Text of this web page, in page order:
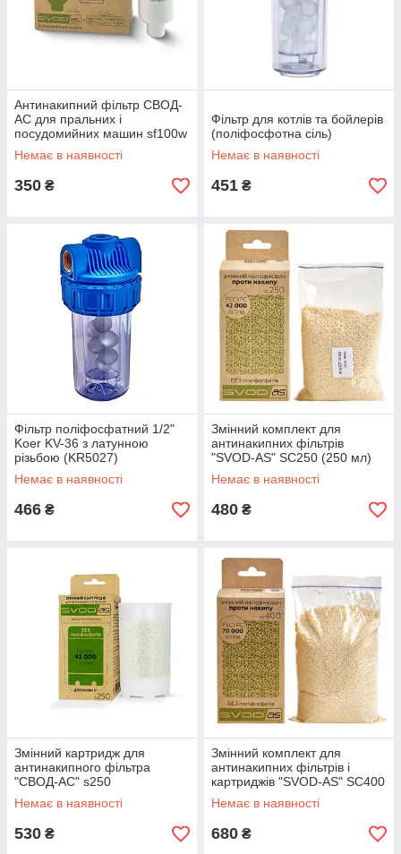
Антинакипний фільтр СВОД-
АС для пральних і
посудомийних машин sf100w
(3/4")
Немає в наявності
350 ₴
Фільтр для котлів та бойлерів
(поліфосфотна сіль)
Немає в наявності
451 ₴
Фільтр поліфосфатний 1/2"
Koer KV-36 з латунною
різьбою (KR5027)
Немає в наявності
466 ₴
Змінний комплект для
антинакипних фільтрів
"SVOD-AS" SC250 (250 мл)
Немає в наявності
480 ₴
Змінний картридж для
антинакипного фільтра
"СВОД-АС" s250
Немає в наявності
530 ₴
Змінний комплект для
антинакипних фільтрів і
картриджів "SVOD-AS" SC400
(400 мл)
Немає в наявності
680 ₴